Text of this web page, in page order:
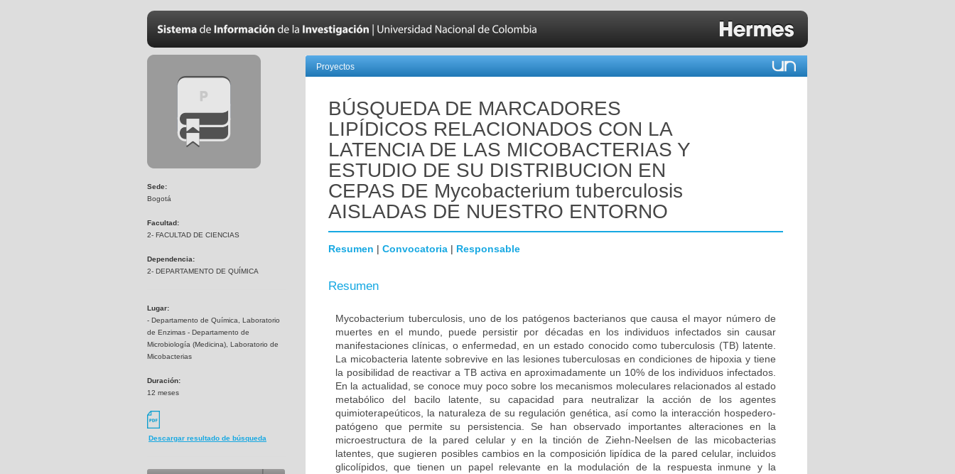
Sede:
Bogotá
Facultad:
2- FACULTAD DE CIENCIAS
Dependencia:
2- DEPARTAMENTO DE QUÍMICA
Lugar:
- Departamento de Química, Laboratorio
de Enzimas - Departamento de
Microbiología (Medicina), Laboratorio de
Micobacterias
Duración:
12 meses
Descargar resultado de búsqueda
Proyectos
BÚSQUEDA DE MARCADORES
LIPÍDICOS RELACIONADOS CON LA
LATENCIA DE LAS MICOBACTERIAS Y
ESTUDIO DE SU DISTRIBUCION EN
CEPAS DE Mycobacterium tuberculosis
AISLADAS DE NUESTRO ENTORNO
Resumen | Convocatoria | Responsable
Resumen
Mycobacterium tuberculosis, uno de los patógenos bacterianos que causa el mayor número de
muertes en el mundo, puede persistir por décadas en los individuos infectados sin causar
manifestaciones clínicas, o enfermedad, en un estado conocido como tuberculosis (TB) latente.
La micobacteria latente sobrevive en las lesiones tuberculosas en condiciones de hipoxia y tiene
la posibilidad de reactivar a TB activa en aproximadamente un 10% de los individuos infectados.
En la actualidad, se conoce muy poco sobre los mecanismos moleculares relacionados al estado
metabólico del bacilo latente, su capacidad para neutralizar la acción de los agentes
quimioterapeúticos, la naturaleza de su regulación genética, así como la interacción hospedero-
patógeno que permite su persistencia. Se han observado importantes alteraciones en la
microestructura de la pared celular y en la tinción de Ziehn-Neelsen de las micobacterias
latentes, que sugieren posibles cambios en la composición lipídica de la pared celular, incluidos
glicolípidos, que tienen un papel relevante en la modulación de la respuesta inmune y la